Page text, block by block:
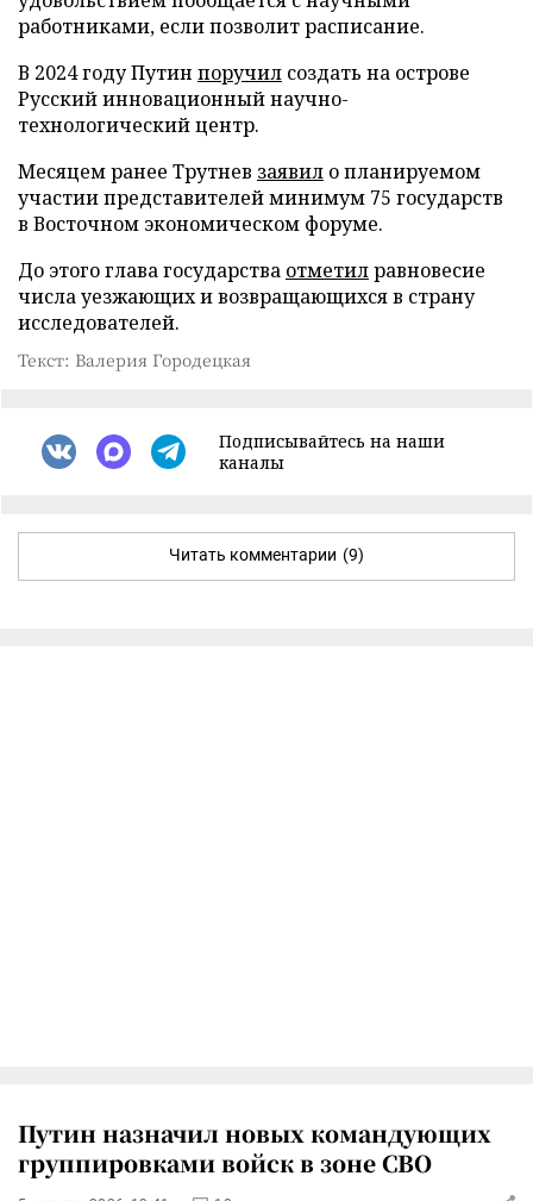
работниками, если позволит расписание.
В 2024 году Путин поручил создать на острове
Русский инновационный научно-
технологический центр.
Месяцем ранее Трутнев заявил о планируемом
участии представителей минимум 75 государств
в Восточном экономическом форуме.
До этого глава государства отметилравновесие
числа уезжающих и возвращающихся в страну
исследователей.
Текст: Валерия Городецкая
Подписывайтесь на наши
каналы
Читать комментарии (9)
Путин назначил новых командующих
группировками войск в зоне СВО